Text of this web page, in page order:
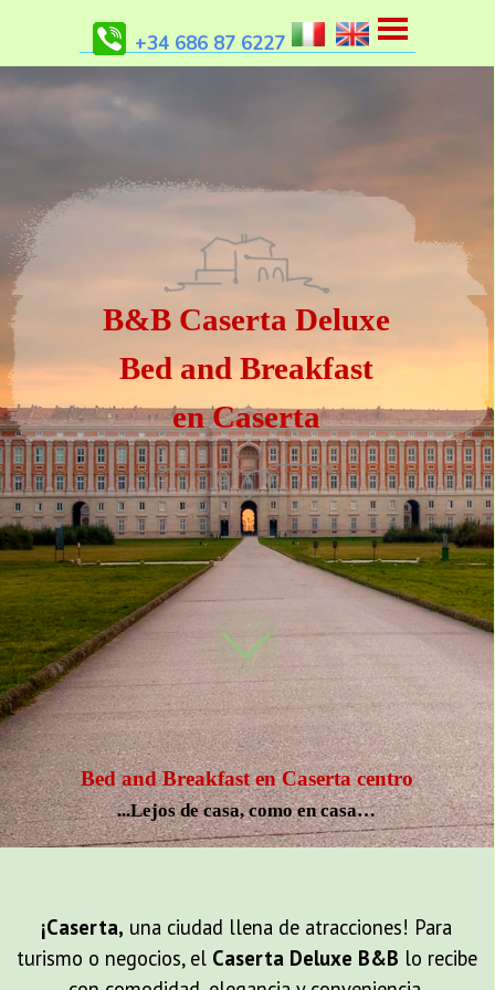
+34 686 87 6227
B&B Caserta Deluxe
Bed and Breakfast
en Caserta
Bed and Breakfast en Caserta centro
...Lejos de casa, como en casa…
¡Caserta, una ciudad llena de atracciones! Para
turismo o negocios, el Caserta Deluxe B&B lo recibe